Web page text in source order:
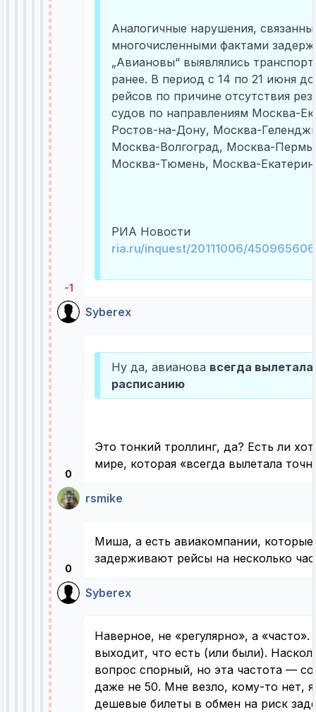
-1
Аналогичные нарушения,
многочисленными фактами
„Авиановы“ выявлялись
ранее. В период с 14 по 21 июня
рейсов по причине отсутствия
судов по направлениям Москва-
Ростов-на-Дону, Москва-
Москва-Волгоград, Москва-
Москва-Тюмень, Москва-
РИА Новости
ria.ru/inquest/20111006/
Syberex
0
Ну да, авианова всегда вылетала
расписанию
Это тонкий троллинг, да? Есть ли
мире, которая «всегда вылетала
rsmike
0
Миша, а есть авиакомпании, которые
задерживают рейсы на несколько
Syberex
Наверное, не «регулярно», а
выходит, что есть (или были).
вопрос спорный, но эта частота —
даже не 50. Мне везло, кому-то нет,
дешевые билеты в обмен на риск